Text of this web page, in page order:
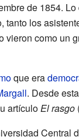
de 1854.
tanto los
como un
que era
. Desde
artículoEl rasgo
Central